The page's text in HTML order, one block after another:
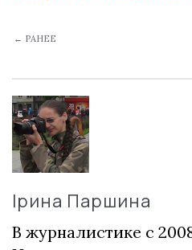
← РАНЕЕ
Ірина Паршина
В журналистике с